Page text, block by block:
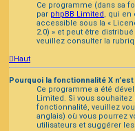
Ce programme (dans sa
par phpBB Limited , qui
accessible sous la «
2.0) » et peut être
veuillez consulter la
Haut
Pourquoi la fonctionnalité X
Ce programme a été
Limited. Si vous
fonctionnalité, veuillez
anglais) où vous pourrez
utilisateurs et suggérer les